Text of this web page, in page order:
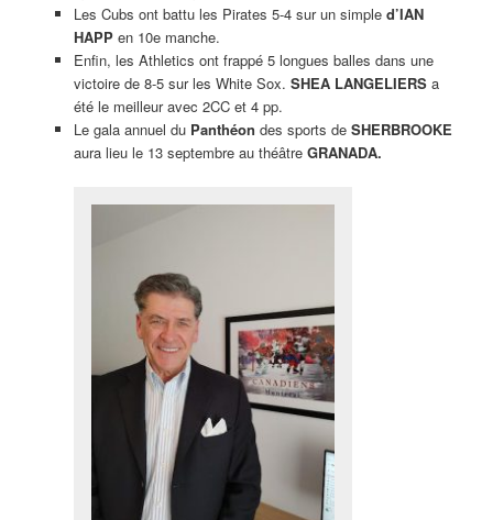
Les Cubs ont battu les Pirates 5-4 sur un simple d’IAN
HAPPen 10e manche.
Enfin, les Athletics ont frappé 5 longues balles dans une
victoire de 8-5 sur les White Sox. SHEA LANGELIERSa
été le meilleur avec 2CC et 4 pp.
Le gala annuel du Panthéon des sports de SHERBROOKE
aura lieu le 13 septembre au théâtre GRANADA.